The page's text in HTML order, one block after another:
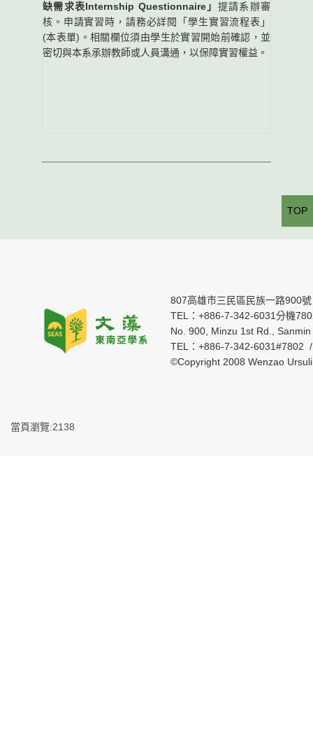
缺需求表Internship Questionnaire」 提請系辦審
核。申請實習時，請務必詳閱「學生實習流程表」
(本表單)。相關欄位須由學生於實習開始前確認，並
密切與本系承辦教師或人員溝通，以保障實習權益。
807高雄市三民區民族一路900號
TEL：+886-7-342-6031分機
No. 900, Minzu 1st Rd.,
TEL：+886-7-342-6031#7802
©Copyright 2008 Wenzao
當頁瀏覽:2138
TOP